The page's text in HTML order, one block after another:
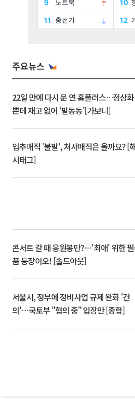
주요뉴스
22일 만에 다시 문 연 홈플러스…정상
쁜데 재고 없어 ‘발동동’[가보니]
입추매직 '불발', 처서매직은 올까요? [
시태그]
콘서트 갈 때 응원봉만?⋯'최애' 위한
품 등장이오! [솔드아웃]
서울시, 정부에 정비사업 규제 완화 '건
의'⋯국토부 "협의 중" 입장만 [종합]